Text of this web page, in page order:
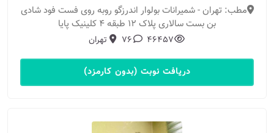
مطب: تهران - شمیرانات بولوار اندرزگو روبه روی فست فود شادی
بن بست سالاری پلاک 12 طبقه 4 کلینیک پایا
46457
76 تهران
دریافت نوبت (بدون کارمزد)